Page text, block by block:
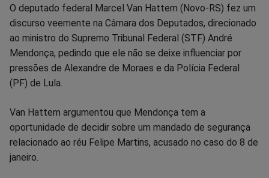
Compartilhar
no
Facebook
Compartilhar
no
Whatsapp
Compartilhar
no
Twitter
Compartilhar
no
Messenger
Compartilhar
no
Telegram
no
Gettr
O deputado federal Marcel Van Hattem (Novo-RS) fez um
discurso veemente na Câmara dos Deputados, direcionado
ao ministro do Supremo Tribunal Federal (STF) André
Mendonça, pedindo que ele não se deixe influenciar por
pressões de Alexandre de Moraes e da Polícia Federal
(PF) de Lula.
Van Hattem argumentou que Mendonça tem a
oportunidade de decidir sobre um mandado de segurança
relacionado ao réu Felipe Martins, acusado no caso do 8 de
janeiro.